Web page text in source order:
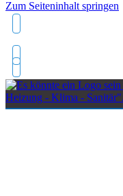
Zum Seiteninhalt springen
+493395306187